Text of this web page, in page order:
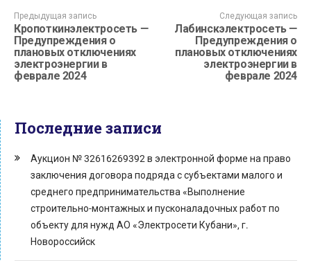
Предыдущая запись
Кропоткинэлектросеть —
Предупреждения о
плановых отключениях
электроэнергии в
феврале 2024
Следующая запись
Лабинскэлектросеть —
Предупреждения о
плановых отключениях
электроэнергии в
феврале 2024
Последние записи
Аукцион № 32616269392 в электронной форме на право
заключения договора подряда с субъектами малого и
среднего предпринимательства «Выполнение
строительно-монтажных и пусконаладочных работ по
объекту для нужд АО «Электросети Кубани», г.
Новороссийск